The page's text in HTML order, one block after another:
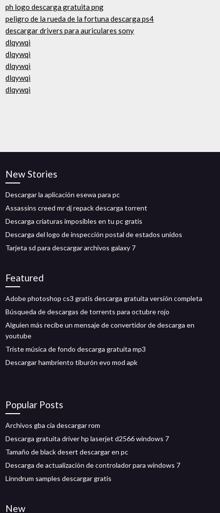
ph logo descarga gratuita png
peligro de la rueda de la fortuna descarga ps4
descargar drivers para auriculares sony
dlqywqi
dlqywqi
dlqywqi
dlqywqi
dlqywqi
New Stories
Descargar la aplicación esewa para pc
Assassins creed mr dj repack descarga torrent
Descarga criaturas imposibles en tu pc gratis
Descarga del logo de inspección postal de estados unidos
Tarjeta sd para descargar archivos galaxy 7
Featured
Adobe photoshop cs3 gratis descarga gratuita versión completa
Búsqueda de descargas de torrents para octubre rojo
Alguien más recibe un mensaje de convertidor de descarga en
youtube
Triste música de fondo descarga gratuita mp3
Descargar hambriento tiburón evo mod apk
Popular Posts
Archivos gba cia descargar rom
Descarga gratuita driver hp laserjet d2566 windows 7
Tamaño de black desert descargar en pc
Descarga de actualización de controlador para windows 7
Linndrum samples descargar gratis
New